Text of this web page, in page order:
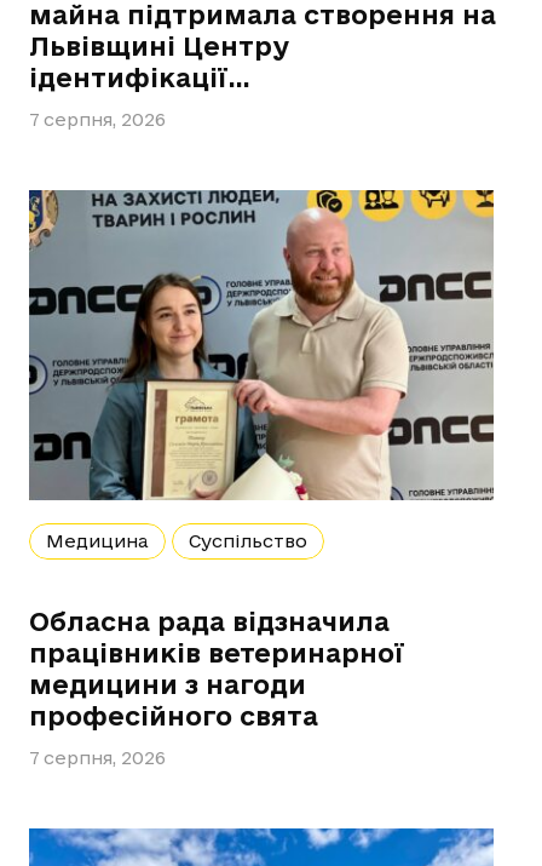
майна підтримала створення на
Львівщині Центру
ідентифікації…
7 серпня, 2026
Медицина Суспільство
Обласна рада відзначила
працівників ветеринарної
медицини з нагоди
професійного свята
7 серпня, 2026